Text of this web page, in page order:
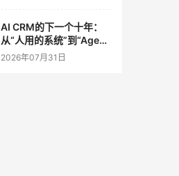
AI CRM的下一个十年：
从“人用的系统”到“Agent
调用的底座”
2026年07月31日